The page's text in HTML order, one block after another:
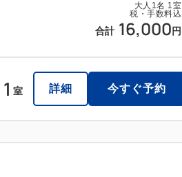
大人 1名 1室
税・手数料込
合計 16,000 円
1 室 詳細 今すぐ予約